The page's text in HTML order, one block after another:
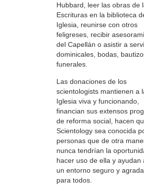
Hubbard, leer las obras de
Escrituras en la biblioteca
Iglesia, reunirse con otros
feligreses, recibir
del Capellán o asistir a
dominicales, bodas,
funerales.
Las donaciones de los
scientologists mantienen a
Iglesia viva y funcionando,
financian sus extensos
de reforma social, hacen
Scientology sea conocida
personas que de otra
nunca tendrían la
hacer uso de ella y ayudan
un entorno seguro y
para todos.